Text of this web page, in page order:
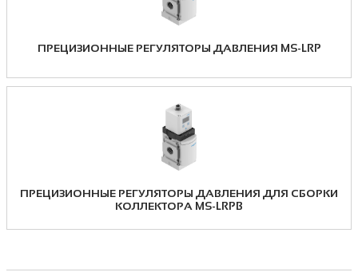
ПРЕЦИЗИОННЫЕ РЕГУЛЯТОРЫ ДАВЛЕНИЯ MS-LRP
ПРЕЦИЗИОННЫЕ РЕГУЛЯТОРЫ ДАВЛЕНИЯ ДЛЯ СБОРКИ
КОЛЛЕКТОРА MS-LRPB